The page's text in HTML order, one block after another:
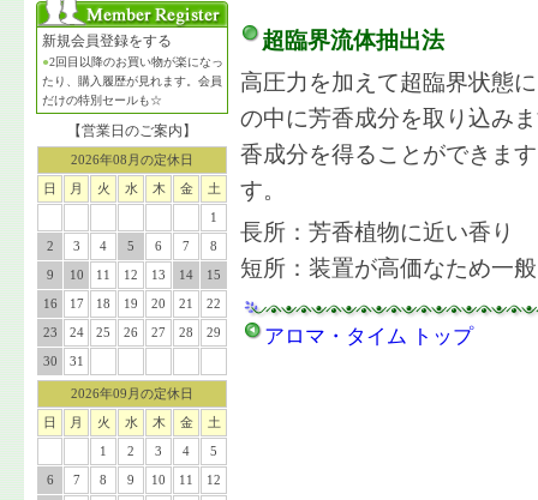
新規会員登録をする
●2回目以降のお買い物が楽になっ
たり、購入履歴が見れます。会員
だけの特別セールも☆
【営業日のご案内】
2026年08月の定休日
日
月 火 水 木 金
土
1
2
3 4 5 6 7
8
9
10 11 12 13 14
15
16
17 18 19 20 21
22
23
24 25 26 27 28
29
30
31
2026年09月の定休日
日
月 火 水 木 金
土
1
2 3 4
5
6
7 8 9 10 11
12
超臨界流体抽出法
高圧力を加えて超臨界状態
の中に芳香成分を取り込み
香成分を得ることができま
す。
長所：芳香植物に近い香り
短所：装置が高価なため一
アロマ・タイム トップ